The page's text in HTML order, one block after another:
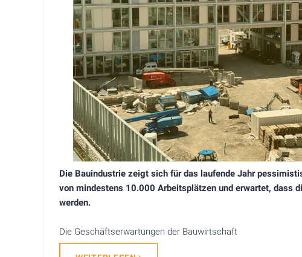
Die Bauindustrie zeigt sich für das laufende Jahr
von mindestens 10.000 Arbeitsplätzen und erwartet, dass
werden.
Die Geschäftserwartungen der Bauwirtschaft